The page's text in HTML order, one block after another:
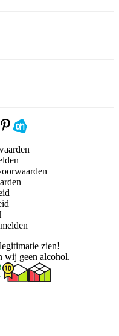
zien!
wij geen alcohol.